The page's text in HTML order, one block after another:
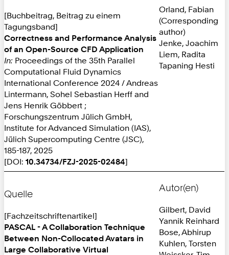
[Buchbeitrag, Beitrag zu einem
Tagungsband]
Correctness and Performance Analysis
of an Open-Source CFD Application
In: Proceedings of the 35th Parallel
Computational Fluid Dynamics
International Conference 2024 / Andreas
Lintermann, Sohel Sebastian Herff and
Jens Henrik Göbbert ;
Forschungszentrum Jülich GmbH,
Institute for Advanced Simulation (IAS),
Jülich Supercomputing Centre (JSC),
185-187, 2025
[DOI: 10.34734/FZJ-2025-02484]
Orland, Fabian
(Corresponding
author)
Jenke, Joachim
Liem, Radita
Tapaning Hesti
Quelle
[Fachzeitschriftenartikel]
PASCAL - A Collaboration Technique
Between Non-Collocated Avatars in
Large Collaborative Virtual
Autor(en)
Gilbert, David
Yannik Reinhard
Bose, Abhirup
Kuhlen, Torsten